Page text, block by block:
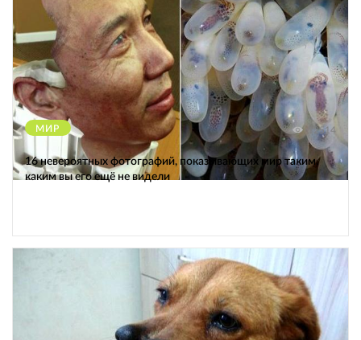
МИР 12514
16 невероятных фотографий, показывающих мир таким,
каким вы его ещё не видели